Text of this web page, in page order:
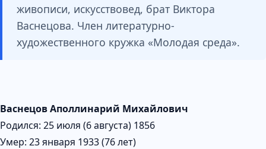
живописи, искусствовед, брат Виктора
Васнецова. Член литературно-
художественного кружка «Молодая среда».
Васнецов Аполлинарий Михайлович
Родился: 25 июля (6 августа) 1856
Умер: 23 января 1933 (76 лет)